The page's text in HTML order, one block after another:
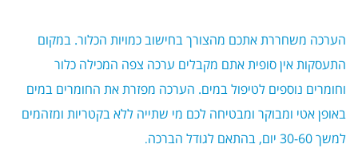
הערכה משחררת אתכם מהצורך בחישוב כמויות הכלור. במקום
התעסקות אין סופית אתם מקבלים ערכה צפה המכילה כלור
וחומרים נוספים לטיפול במים. הערכה מפזרת את החומרים במים
באופן אטי ומבוקר ומבטיחה לכם מי שתייה ללא בקטריות ומזהמים
למשך 30-60 יום, בהתאם לגודל הברכה
.